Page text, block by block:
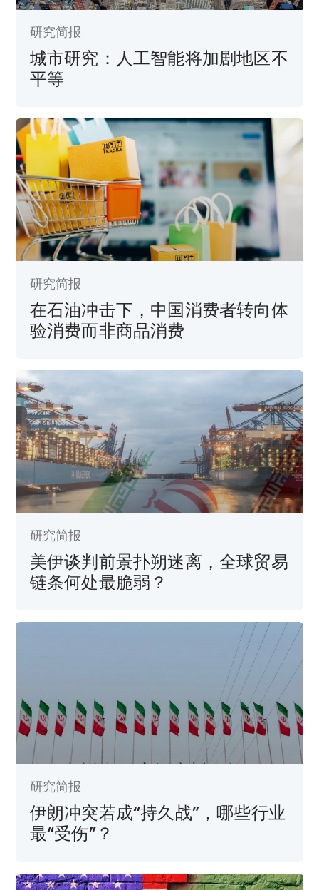
研究简报
城市研究：人工智能将加剧地区不
平等
研究简报
在石油冲击下，中国消费者转向体
验消费而非商品消费
研究简报
美伊谈判前景扑朔迷离，全球贸易
链条何处最脆弱？
研究简报
伊朗冲突若成“持久战”，哪些行业
最“受伤”？